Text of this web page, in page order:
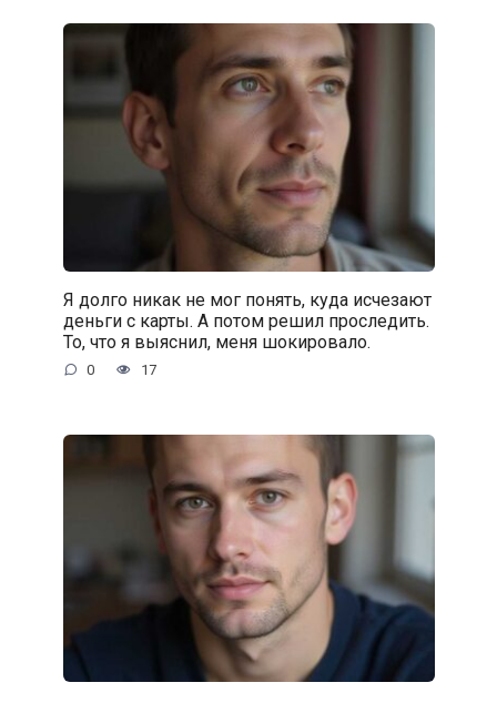
Я долго никак не мог понять, куда исчезают
деньги с карты. А потом решил проследить.
То, что я выяснил, меня шокировало.
0 17